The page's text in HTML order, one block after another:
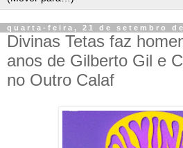
quarta-feira, 21 de setembro de
Divinas Tetas faz
anos de Gilberto Gil e
no Outro Calaf